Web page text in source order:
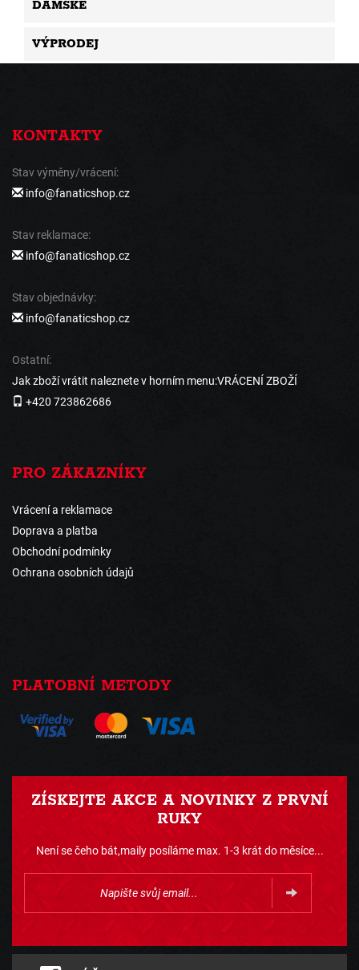
DÁMSKÉ
VÝPRODEJ
KONTAKTY
Stav výměny/vrácení:
info@fanaticshop.cz
Stav reklamace:
info@fanaticshop.cz
Stav objednávky:
info@fanaticshop.cz
Ostatní:
Jak zboží vrátit naleznete v horním menu:VRÁCENÍ ZBOŽÍ
+420 723862686
PRO ZÁKAZNÍKY
Vrácení a reklamace
Doprava a platba
Obchodní podmínky
Ochrana osobních údajů
PLATOBNÍ METODY
ZÍSKEJTE AKCE A NOVINKY Z PRVNÍ
RUKY
Není se čeho bát,maily posíláme max. 1-3 krát do měsíce...